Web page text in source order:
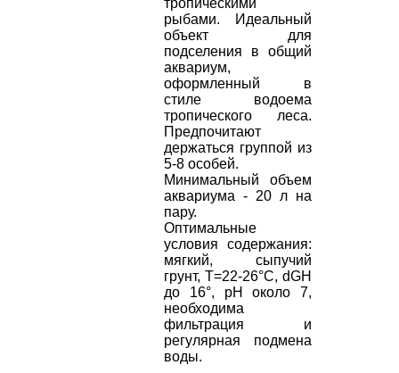
рыбами. Идеальный
объект для
подселения в общий
аквариум,
оформленный в
стиле водоема
тропического леса.
Предпочитают
держаться группой из
5-8 особей.
Минимальный объем
аквариума - 20 л на
пару.
Оптимальные
условия содержания:
мягкий, сыпучий
грунт, Т=22-26°С, dGH
до 16°, рН около 7,
необходима
фильтрация и
регулярная подмена
воды.